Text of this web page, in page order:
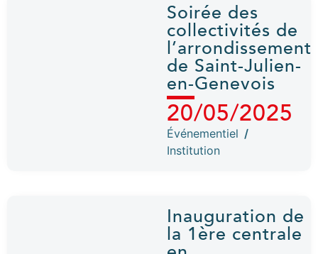
Soirée des
collectivités de
l’arrondissement
de Saint-Julien-
en-Genevois
20/05/2025
Événementiel /
Institution
Inauguration de
la 1ère centrale